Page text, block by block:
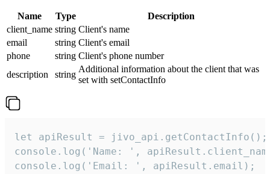
Name Type
Description
client_name string Client's name
email
string Client's email
phone
string Client's phone number
description
string
Additional information about the client that was
set with setContactInfo
let apiResult = jivo_api.getContactInfo();
console.log('Name: ',
console.log('Email: ', apiResult.email);